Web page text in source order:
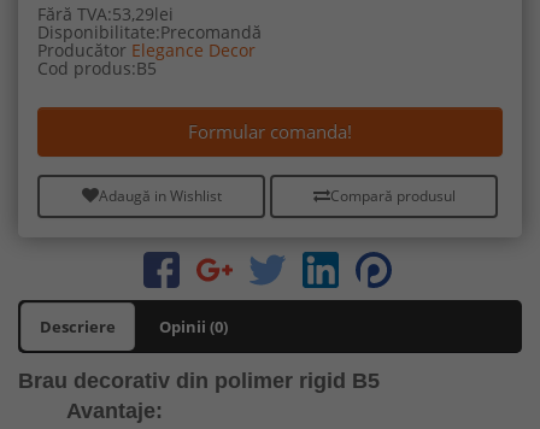
Fără TVA:53,29lei
Disponibilitate:Precomandă
Producător Elegance Decor
Cod produs:B5
Formular comanda!
Adaugă in Wishlist Compară produsul
Descriere Opinii (0)
Brau decorativ din polimer rigid B5
Avantaje: